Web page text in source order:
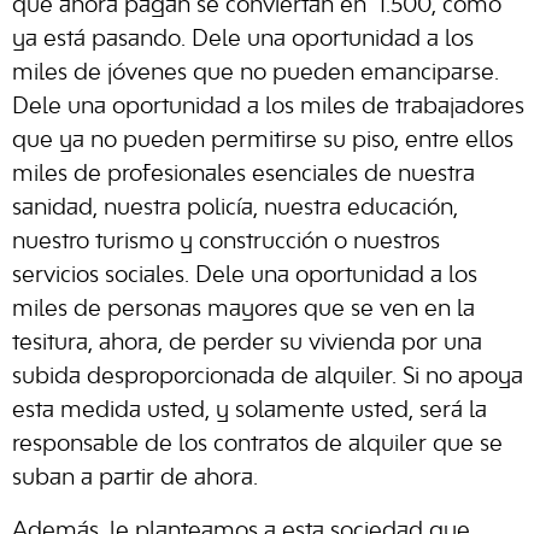
que ahora pagan se conviertan en 1.500, como
ya está pasando. Dele una oportunidad a los
miles de jóvenes que no pueden emanciparse.
Dele una oportunidad a los miles de trabajadores
que ya no pueden permitirse su piso, entre ellos
miles de profesionales esenciales de nuestra
sanidad, nuestra policía, nuestra educación,
nuestro turismo y construcción o nuestros
servicios sociales. Dele una oportunidad a los
miles de personas mayores que se ven en la
tesitura, ahora, de perder su vivienda por una
subida desproporcionada de alquiler. Si no apoya
esta medida usted, y solamente usted, será la
responsable de los contratos de alquiler que se
suban a partir de ahora.